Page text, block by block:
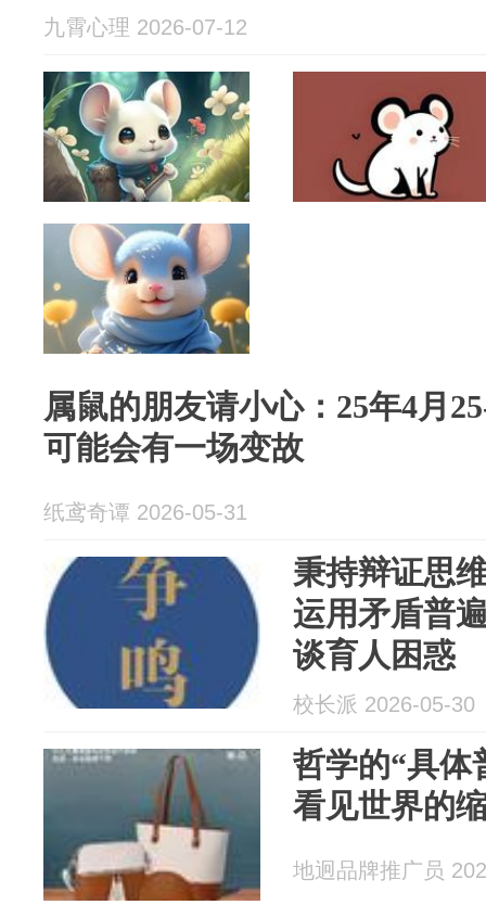
九霄心理 2026-07-12
属鼠的朋友请小心：25年4月
可能会有一场变故
纸鸢奇谭 2026-05-31
秉持辩证思
运用矛盾普
谈育人困惑
校长派 2026-05-30
哲学的“具体
看见世界的
地迥品牌推广员